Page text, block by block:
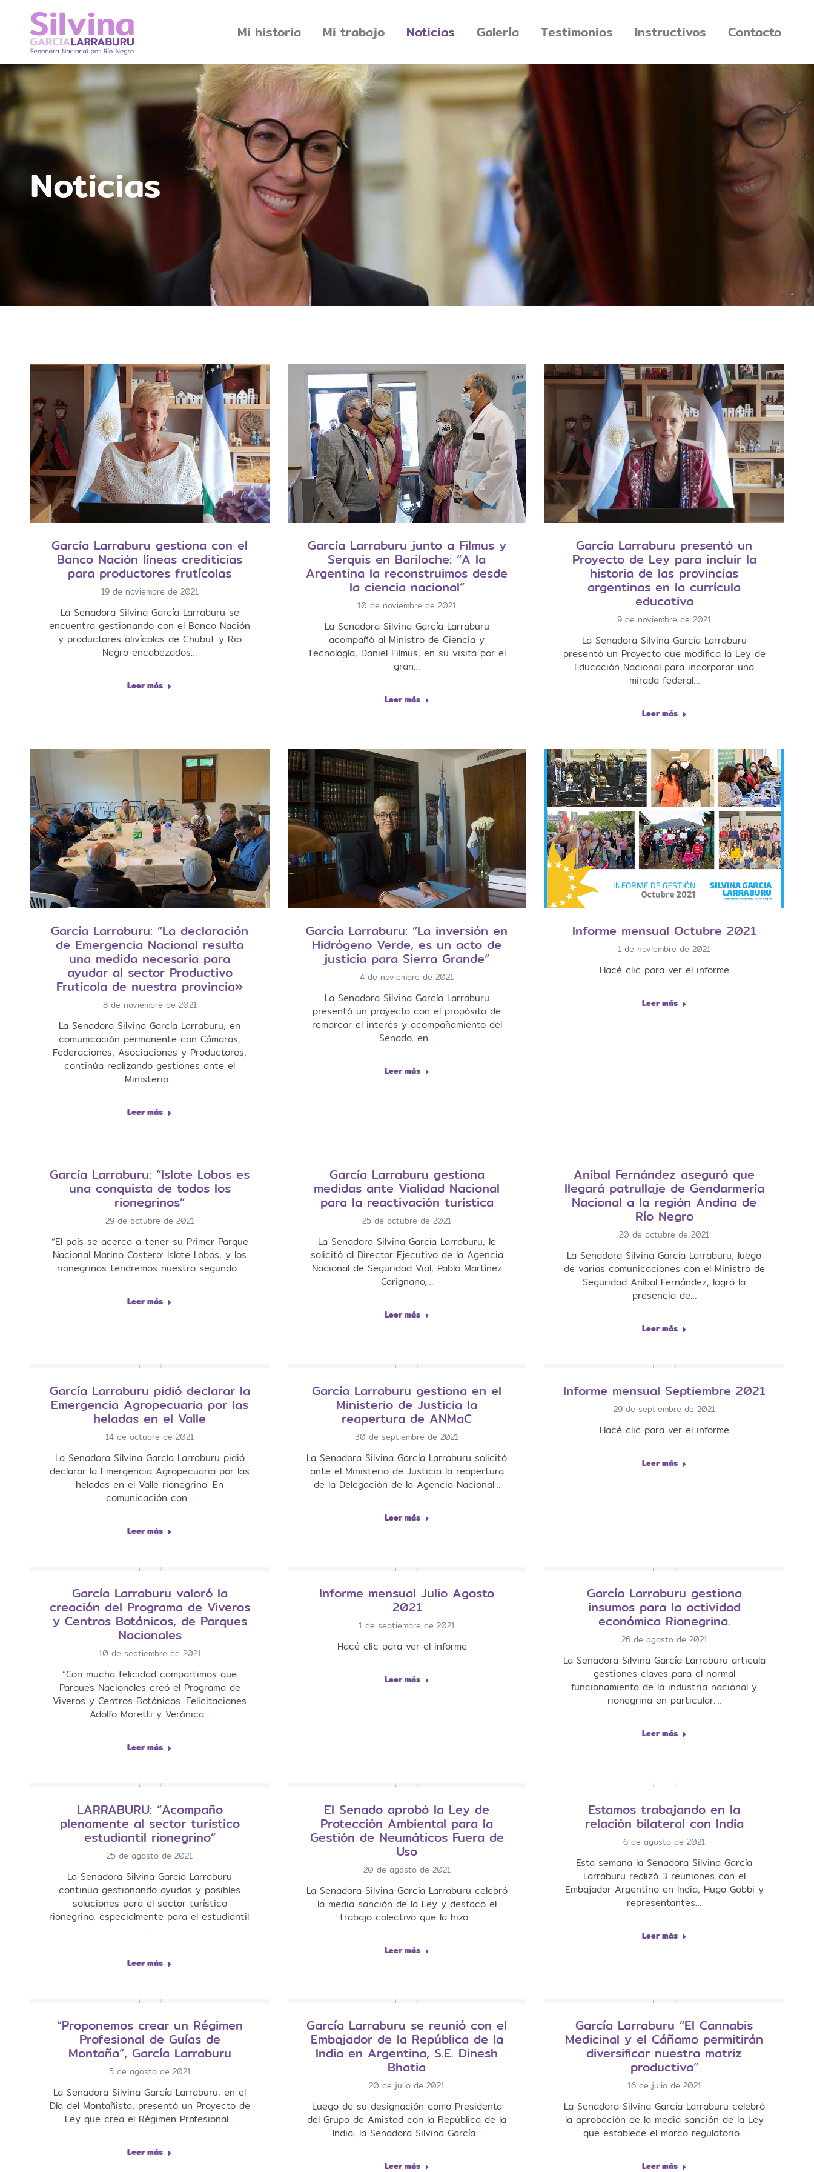
Mi historia Mi trabajo Noticias Galería Testimonios Instructivos Contacto
Noticias
García Larraburu gestiona con el
Banco Nación líneas crediticias
para productores frutícolas
19 de noviembre de 2021
La Senadora Silvina García Larraburu se
encuentra gestionando con el Banco Nación
y productores olivícolas de Chubut y Rio
Negro encabezados…
Leer más
García Larraburu junto a Filmus y
Serquis en Bariloche: “A la
Argentina la reconstruimos desde
la ciencia nacional”
10 de noviembre de 2021
La Senadora Silvina García Larraburu
acompañó al Ministro de Ciencia y
Tecnología, Daniel Filmus, en su visita por el
gran…
Leer más
García Larraburu presentó un
Proyecto de Ley para incluir la
historia de las provincias
argentinas en la currícula
educativa
9 de noviembre de 2021
La Senadora Silvina García Larraburu
presentó un Proyecto que modifica la Ley de
Educación Nacional para incorporar una
mirada federal…
Leer más
García Larraburu: “La declaración
de Emergencia Nacional resulta
una medida necesaria para
ayudar al sector Productivo
Frutícola de nuestra provincia»
8 de noviembre de 2021
La Senadora Silvina García Larraburu, en
comunicación permanente con Cámaras,
Federaciones, Asociaciones y Productores,
continúa realizando gestiones ante el
Ministerio…
Leer más
García Larraburu: “La inversión en
Hidrógeno Verde, es un acto de
justicia para Sierra Grande”
4 de noviembre de 2021
La Senadora Silvina García Larraburu
presentó un proyecto con el propósito de
remarcar el interés y acompañamiento del
Senado, en…
Leer más
Informe mensual Octubre 2021
1 de noviembre de 2021
Hacé clic para ver el informe
Leer más
García Larraburu: “Islote Lobos es
una conquista de todos los
rionegrinos”
29 de octubre de 2021
“El país se acerca a tener su Primer Parque
Nacional Marino Costero: Islote Lobos, y los
rionegrinos tendremos nuestro segundo…
Leer más
García Larraburu gestiona
medidas ante Vialidad Nacional
para la reactivación turística
25 de octubre de 2021
La Senadora Silvina García Larraburu, le
solicitó al Director Ejecutivo de la Agencia
Nacional de Seguridad Vial, Pablo Martínez
Carignano,…
Leer más
Aníbal Fernández aseguró que
llegará patrullaje de Gendarmería
Nacional a la región Andina de
Río Negro
20 de octubre de 2021
La Senadora Silvina García Larraburu, luego
de varias comunicaciones con el Ministro de
Seguridad Aníbal Fernández, logró la
presencia de…
Leer más
García Larraburu pidió declarar la
Emergencia Agropecuaria por las
heladas en el Valle
14 de octubre de 2021
La Senadora Silvina García Larraburu pidió
declarar la Emergencia Agropecuaria por las
heladas en el Valle rionegrino. En
comunicación con…
Leer más
García Larraburu gestiona en el
Ministerio de Justicia la
reapertura de ANMaC
30 de septiembre de 2021
La Senadora Silvina García Larraburu solicitó
ante el Ministerio de Justicia la reapertura
de la Delegación de la Agencia Nacional…
Leer más
Informe mensual Septiembre 2021
29 de septiembre de 2021
Hacé clic para ver el informe
Leer más
García Larraburu valoró la
creación del Programa de Viveros
y Centros Botánicos, de Parques
Nacionales
10 de septiembre de 2021
“Con mucha felicidad compartimos que
Parques Nacionales creó el Programa de
Viveros y Centros Botánicos. Felicitaciones
Adolfo Moretti y Verónica…
Leer más
Informe mensual Julio Agosto
2021
1 de septiembre de 2021
Hacé clic para ver el informe.
Leer más
García Larraburu gestiona
insumos para la actividad
económica Rionegrina.
26 de agosto de 2021
La Senadora Silvina García Larraburu articula
gestiones claves para el normal
funcionamiento de la industria nacional y
rionegrina en particular.…
Leer más
LARRABURU: “Acompaño
plenamente al sector turístico
estudiantil rionegrino”
25 de agosto de 2021
La Senadora Silvina García Larraburu
continúa gestionando ayudas y posibles
soluciones para el sector turístico
rionegrino, especialmente para el estudiantil.
…
Leer más
El Senado aprobó la Ley de
Protección Ambiental para la
Gestión de Neumáticos Fuera de
Uso
20 de agosto de 2021
La Senadora Silvina García Larraburu celebró
la media sanción de la Ley y destacó el
trabajo colectivo que la hizo…
Leer más
Estamos trabajando en la
relación bilateral con India
6 de agosto de 2021
Esta semana la Senadora Silvina García
Larraburu realizó 3 reuniones con el
Embajador Argentino en India, Hugo Gobbi y
representantes…
Leer más
“Proponemos crear un Régimen
Profesional de Guías de
Montaña”, García Larraburu
5 de agosto de 2021
La Senadora Silvina García Larraburu, en el
Día del Montañista, presentó un Proyecto de
Ley que crea el Régimen Profesional…
Leer más
García Larraburu se reunió con el
Embajador de la República de la
India en Argentina, S.E. Dinesh
Bhatia
20 de julio de 2021
Luego de su designación como Presidenta
del Grupo de Amistad con la República de la
India, la Senadora Silvina García…
Leer más
García Larraburu “El Cannabis
Medicinal y el Cáñamo permitirán
diversificar nuestra matriz
productiva”
16 de julio de 2021
La Senadora Silvina García Larraburu celebró
la aprobación de la media sanción de la Ley
que establece el marco regulatorio…
Leer más